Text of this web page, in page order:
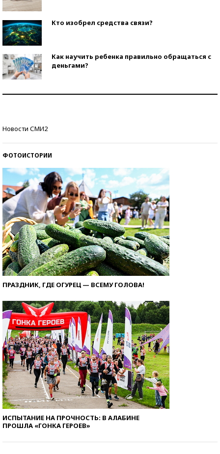
Кто изобрел средства связи?
Как научить ребенка правильно обращаться с
деньгами?
Новости СМИ2
ФОТОИСТОРИИ
ПРАЗДНИК, ГДЕ ОГУРЕЦ — ВСЕМУ ГОЛОВА!
ИСПЫТАНИЕ НА ПРОЧНОСТЬ: В АЛАБИНЕ
ПРОШЛА «ГОНКА ГЕРОЕВ»